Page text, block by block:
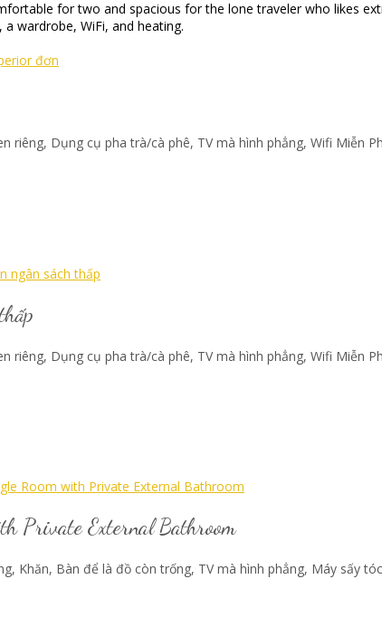
for two and spacious for the lone traveler who likes
wardrobe, WiFi, and heating.
riêng, Dụng cụ pha trà/cà phê, TV mà hình phẳng, Wifi Miễn
riêng, Dụng cụ pha trà/cà phê, TV mà hình phẳng, Wifi Miễn
Private External Bathroom
, Khăn, Bàn để là đồ còn trống, TV mà hình phẳng, Máy sấy tóc